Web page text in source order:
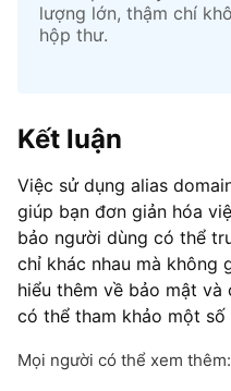
lượng lớn, thậm chí
hộp thư.
Kết luận
Việc sử dụng alias
giúp bạn đơn giản hóa
bảo người dùng có thể
chỉ khác nhau mà không
hiểu thêm về bảo mật
có thể tham khảo một
Mọi người có thể xem thêm: